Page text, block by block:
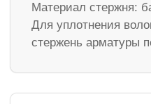
Материал стержня:
Для уплотнения
стержень арматуры